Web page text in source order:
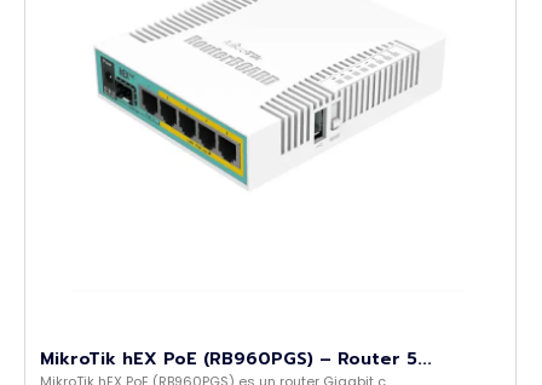
MikroTik hEX PoE (RB960PGS) – Router 5...